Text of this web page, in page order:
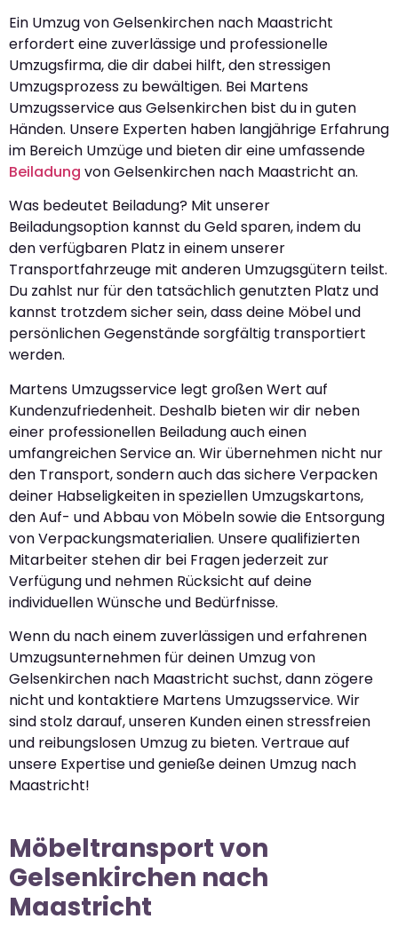
Ein Umzug von Gelsenkirchen nach Maastricht
erfordert eine zuverlässige und professionelle
Umzugsfirma, die dir dabei hilft, den stressigen
Umzugsprozess zu bewältigen. Bei Martens
Umzugsservice aus Gelsenkirchen bist du in guten
Händen. Unsere Experten haben langjährige Erfahrung
im Bereich Umzüge und bieten dir eine umfassende
Beiladung von Gelsenkirchen nach Maastricht an.
Was bedeutet Beiladung? Mit unserer
Beiladungsoption kannst du Geld sparen, indem du
den verfügbaren Platz in einem unserer
Transportfahrzeuge mit anderen Umzugsgütern teilst.
Du zahlst nur für den tatsächlich genutzten Platz und
kannst trotzdem sicher sein, dass deine Möbel und
persönlichen Gegenstände sorgfältig transportiert
werden.
Martens Umzugsservice legt großen Wert auf
Kundenzufriedenheit. Deshalb bieten wir dir neben
einer professionellen Beiladung auch einen
umfangreichen Service an. Wir übernehmen nicht nur
den Transport, sondern auch das sichere Verpacken
deiner Habseligkeiten in speziellen Umzugskartons,
den Auf- und Abbau von Möbeln sowie die Entsorgung
von Verpackungsmaterialien. Unsere qualifizierten
Mitarbeiter stehen dir bei Fragen jederzeit zur
Verfügung und nehmen Rücksicht auf deine
individuellen Wünsche und Bedürfnisse.
Wenn du nach einem zuverlässigen und erfahrenen
Umzugsunternehmen für deinen Umzug von
Gelsenkirchen nach Maastricht suchst, dann zögere
nicht und kontaktiere Martens Umzugsservice. Wir
sind stolz darauf, unseren Kunden einen stressfreien
und reibungslosen Umzug zu bieten. Vertraue auf
unsere Expertise und genieße deinen Umzug nach
Maastricht!
Möbeltransport von
Gelsenkirchen nach
Maastricht